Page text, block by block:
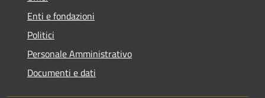
Enti e fondazioni
Politici
Personale Amministrativo
Documenti e dati